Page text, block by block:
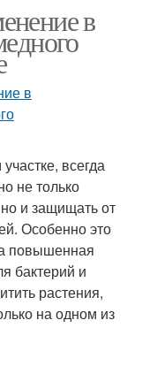
в
всегда
не только
и защищать от
Особенно это
повышенная
бактерий и
растения,
на одном из